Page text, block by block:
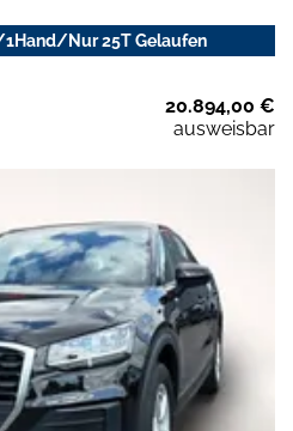
Nur 25T Gelaufen
20.894,00 €
ausweisbar